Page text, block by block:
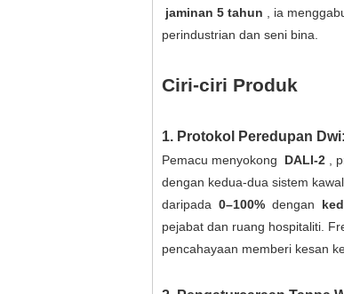
jaminan 5 tahun
, ia
perindustrian dan seni bina.
Ciri-ciri Produk
1. Protokol Peredupan
Pemacu menyokong DALI-2 ,
dengan kedua-dua sistem
daripada 0–100% dengan
pejabat dan ruang hospitaliti.
pencahayaan memberi kesan